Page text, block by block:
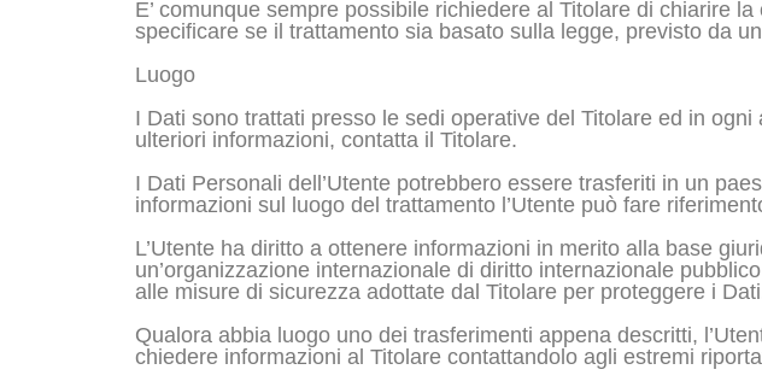
E’ comunque sempre possibile richiedere al Titolare di chiarire
specificare se il trattamento sia basato sulla legge, previsto da
Luogo
I Dati sono trattati presso le sedi operative del Titolare ed in
ulteriori informazioni, contatta il Titolare.
I Dati Personali dell’Utente potrebbero essere trasferiti in un
informazioni sul luogo del trattamento l’Utente può fare
L’Utente ha diritto a ottenere informazioni in merito alla base
un’organizzazione internazionale di diritto internazionale
alle misure di sicurezza adottate dal Titolare per proteggere i
Qualora abbia luogo uno dei trasferimenti appena descritti,
chiedere informazioni al Titolare contattandolo agli estremi